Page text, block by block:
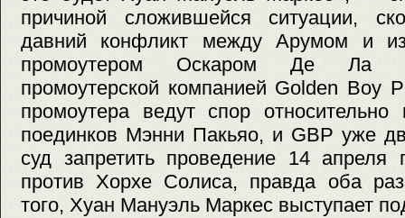
причиной сложившейся ситуации,
давний конфликт между Арумом и
промоутером Оскаром Де Ла
промоутерской компанией Golden Boy
промоутера ведут спор
поединков Мэнни Пакьяо, и GBP уже
суд запретить проведение 14 апреля
против Хорхе Солиса, правда оба
того, Хуан Мануэль Маркес выступает